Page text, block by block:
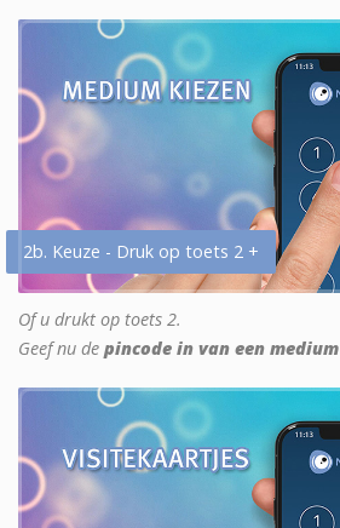
2b. Keuze - Druk op toets 2 +
Of u drukt op toets 2.
Geef nu de pincode in van een medium